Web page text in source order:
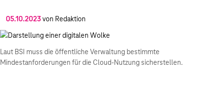
05.10.2023von Redaktion
Laut BSI muss die öffentliche Verwaltung bestimmte
Mindestanforderungen für die Cloud-Nutzung sicherstellen.